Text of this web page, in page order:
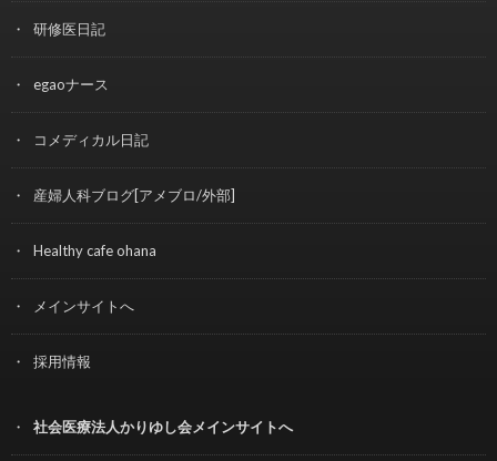
研修医日記
egaoナース
コメディカル日記
産婦人科ブログ[アメブロ/外部]
Healthy cafe ohana
メインサイトへ
採用情報
社会医療法人かりゆし会メインサイトへ